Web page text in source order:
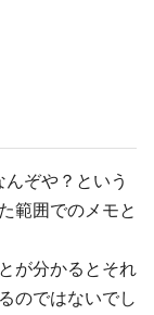
ぞや？という
範囲でのメモと
が分かるとそれ
のではないでし